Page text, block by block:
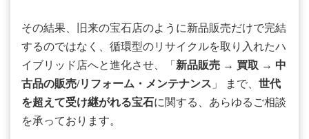
その結果、旧来の宝石店のように新品販売だけで完結
するのではなく、循環型のリサイクルを取り入れたハ
イブリッド店へと進化させ、「 新品販売 → 買取 → 中
古品の販売/リフォーム・メンテナンス 」 まで、 世代
を超えて受け継がれる宝石に関する、あらゆるご相談
を承っております。